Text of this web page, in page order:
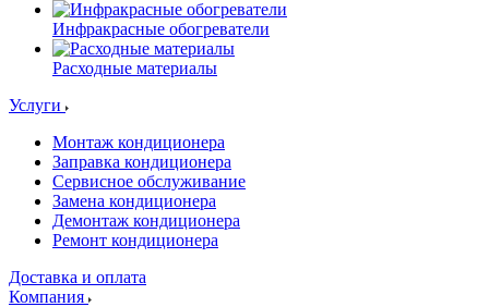
Инфракрасные обогреватели
Расходные материалы
Услуги
Монтаж кондиционера
Заправка кондиционера
Сервисное обслуживание
Замена кондиционера
Демонтаж кондиционера
Ремонт кондиционера
Доставка и оплата
Компания